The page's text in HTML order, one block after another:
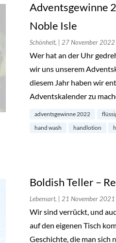
Adventsgewinne
Noble Isle
Schönheit, | 27 November 2022
Wer hat an der Uhr
wir uns unserem
diesem Jahr haben wir
Adventskalender zu
adventsgewinne 2022
hand wash
handlotion
Boldish Teller –
Lebensart, | 21 November 2021
Wir sind verrückt, und
auf den eigenen Tisch
Geschichte, die man sich